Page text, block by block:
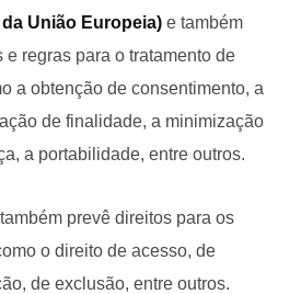
da União Europeia) e também
regras para o tratamento de
a obtenção de consentimento, a
de finalidade, a minimização
a portabilidade, entre outros.
prevê direitos para os
o direito de acesso, de
de exclusão, entre outros.